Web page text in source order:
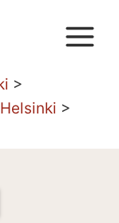
>
>